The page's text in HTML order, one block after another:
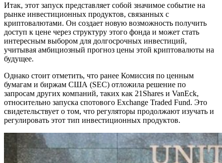
Итак, этот запуск представляет собой значимое событие на
рынке инвестиционных продуктов, связанных с
криптовалютами. Он создает новую возможность получить
доступ к цене через структуру этого фонда и может стать
интересным выбором для долгосрочных инвестиций,
учитывая амбициозный прогноз цены этой криптовалюты на
будущее.
Однако стоит отметить, что ранее Комиссия по ценным
бумагам и биржам США (SEC) отложила решение по
запросам других компаний, таких как 21Shares и VanEck,
относительно запуска спотового Exchange Traded Fund. Это
свидетельствует о том, что регуляторы продолжают изучать и
регулировать этот тип инвестиционных продуктов.